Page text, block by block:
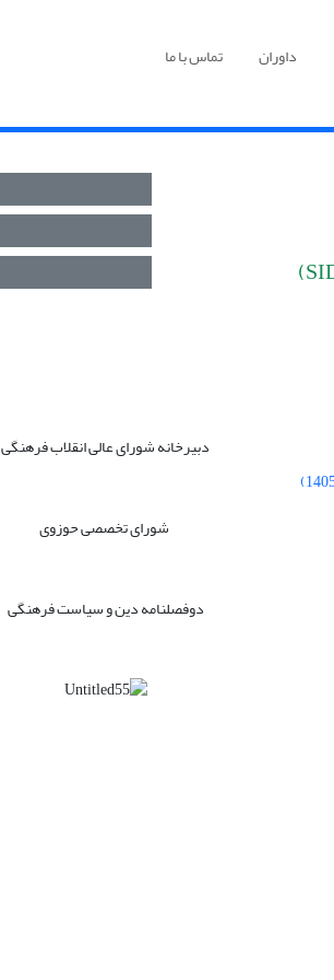
داوران تماس با ما
دبیرخانه شورای عالی انقلاب فرهنگی
شورای تخصصی حوزوی
دوفصلنامه دین و سیاست فرهنگی